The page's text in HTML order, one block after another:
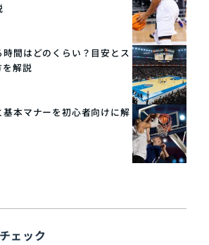
間はどのくらい？目安とス
を解説
本マナーを初心者向けに解
ェック